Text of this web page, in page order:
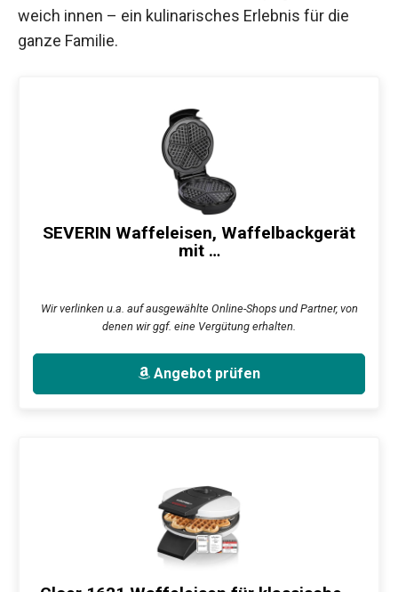
weich innen – ein kulinarisches Erlebnis für die
ganze Familie.
SEVERIN Waffeleisen, Waffelbackgerät
mit …
Wir verlinken u.a. auf ausgewählte Online-Shops und Partner, von
denen wir ggf. eine Vergütung erhalten.
Angebot prüfen